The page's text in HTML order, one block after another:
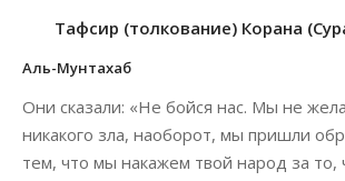
Тафсир (толкование) Корана
Аль-Мунтахаб
Они сказали: «Не бойся нас. Мы не
никакого зла, наоборот, мы пришли
тем, что мы накажем твой народ за то,